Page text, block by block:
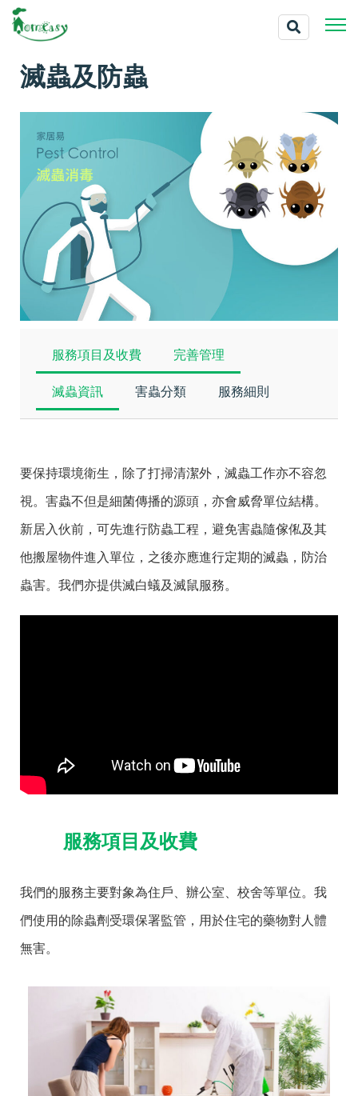
滅蟲及防蟲
服務項目及收費 完善管理
滅蟲資訊 害蟲分類 服務細則
要保持環境衛生，除了打掃清潔外，滅蟲工作亦不容忽
視。害蟲不但是細菌傳播的源頭，亦會威脅單位結構。
新居入伙前，可先進行防蟲工程，避免害蟲隨傢俬及其
他搬屋物件進入單位，之後亦應進行定期的滅蟲，防治
蟲害。我們亦提供滅白蟻及滅鼠服務。
服務項目及收費
我們的服務主要對象為住戶、辦公室、校舍等單位。我
們使用的除蟲劑受環保署監管，用於住宅的藥物對人體
無害。